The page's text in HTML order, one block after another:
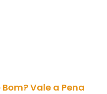
Vale a Pena